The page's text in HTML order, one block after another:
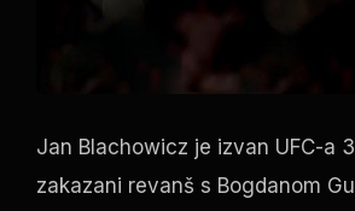
Jan Blachowicz je izvan UFC-a
zakazani revanš s Bogdanom